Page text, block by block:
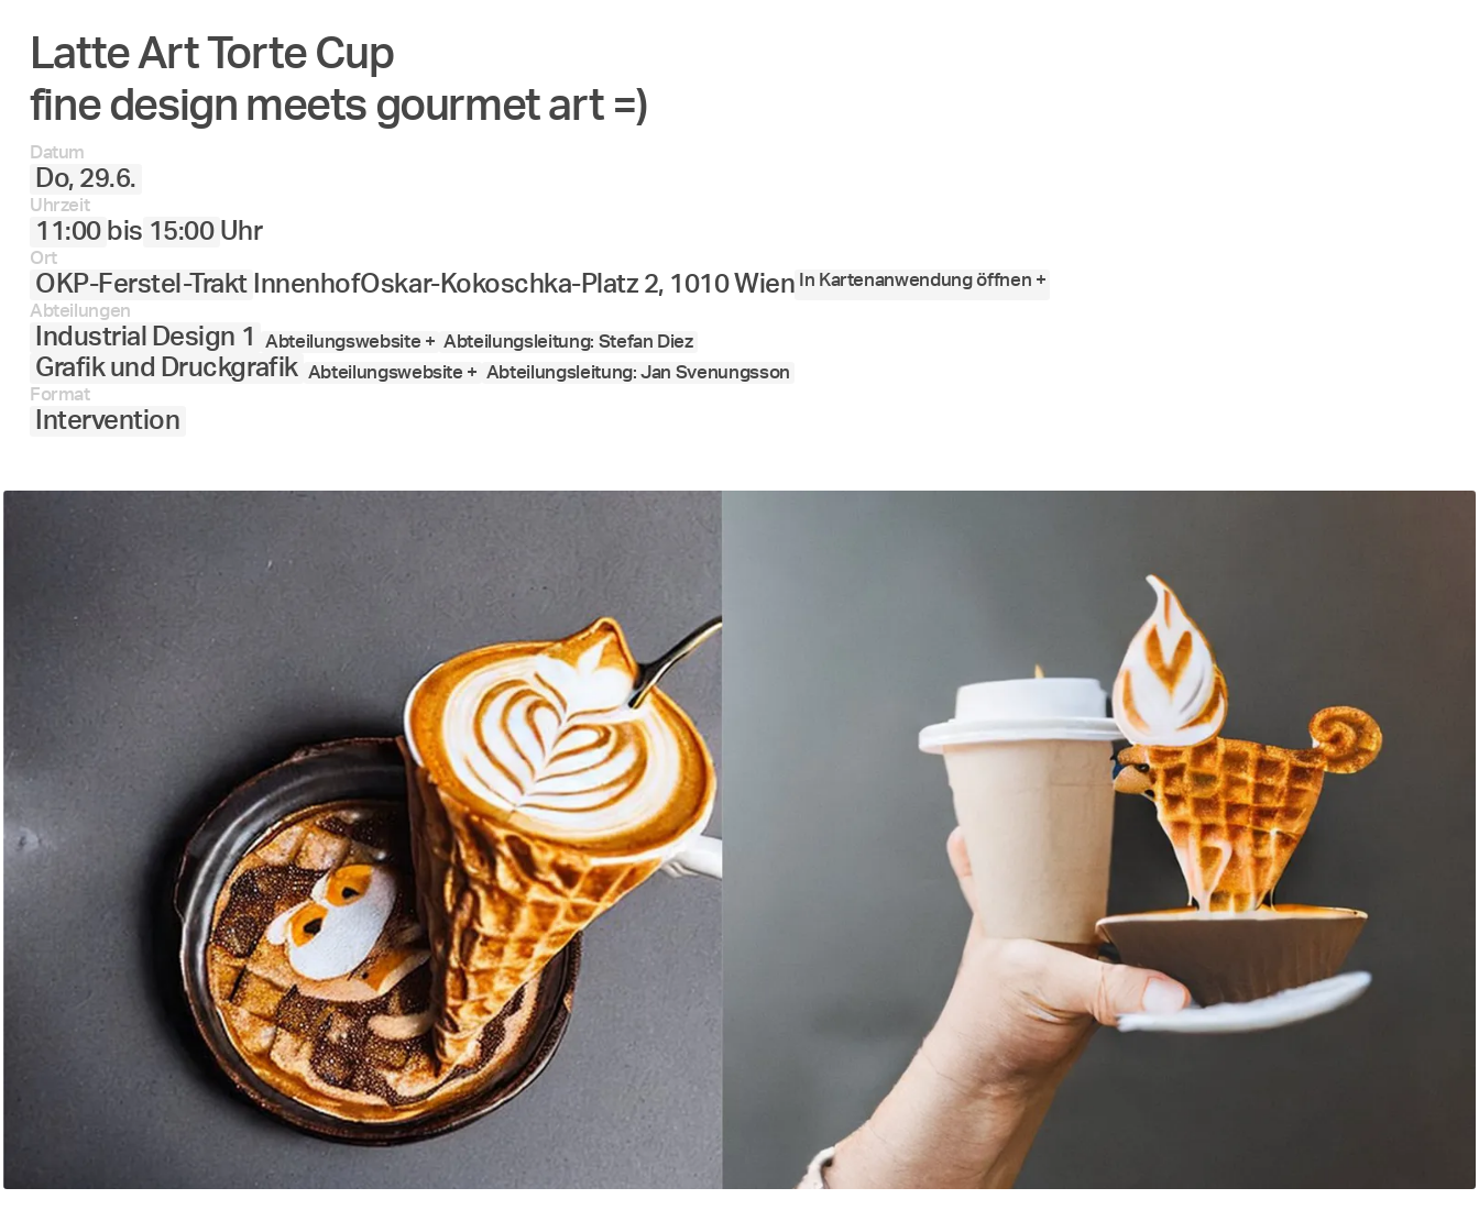
28. 30. Juni
Latte Art Torte Cup
fine design meets gourmet art =)
Datum
Do, 29.6.
Uhrzeit
11:00 bis 15:00 Uhr
Ort
OKP-Ferstel-Trakt InnenhofOskar-Kokoschka-Platz 2, 1010 Wien In Kartenanwendung öffnen +
Abteilungen
Industrial Design 1 Abteilungswebsite + Abteilungsleitung: Stefan Diez
Grafik und Druckgrafik Abteilungswebsite + Abteilungsleitung: Jan Svenungsson
Format
Intervention